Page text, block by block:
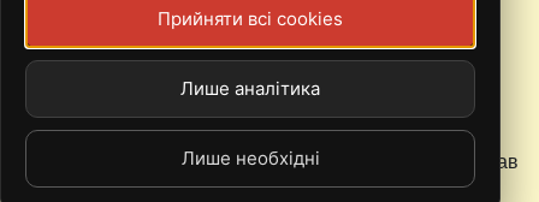
22.12.2021
Цьогоріч замість одного великогоYearly Digestми
представляємо серію топів від учасників редакції. Уклав
її все той же Шпинат, і принцип відбору закордонних
Прийняти всі cookies
Лише аналітика
Лише необхідні